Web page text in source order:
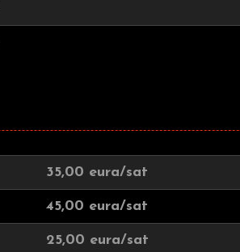
35,00 eura/sat
45,00 eura/sat
25,00 eura/sat